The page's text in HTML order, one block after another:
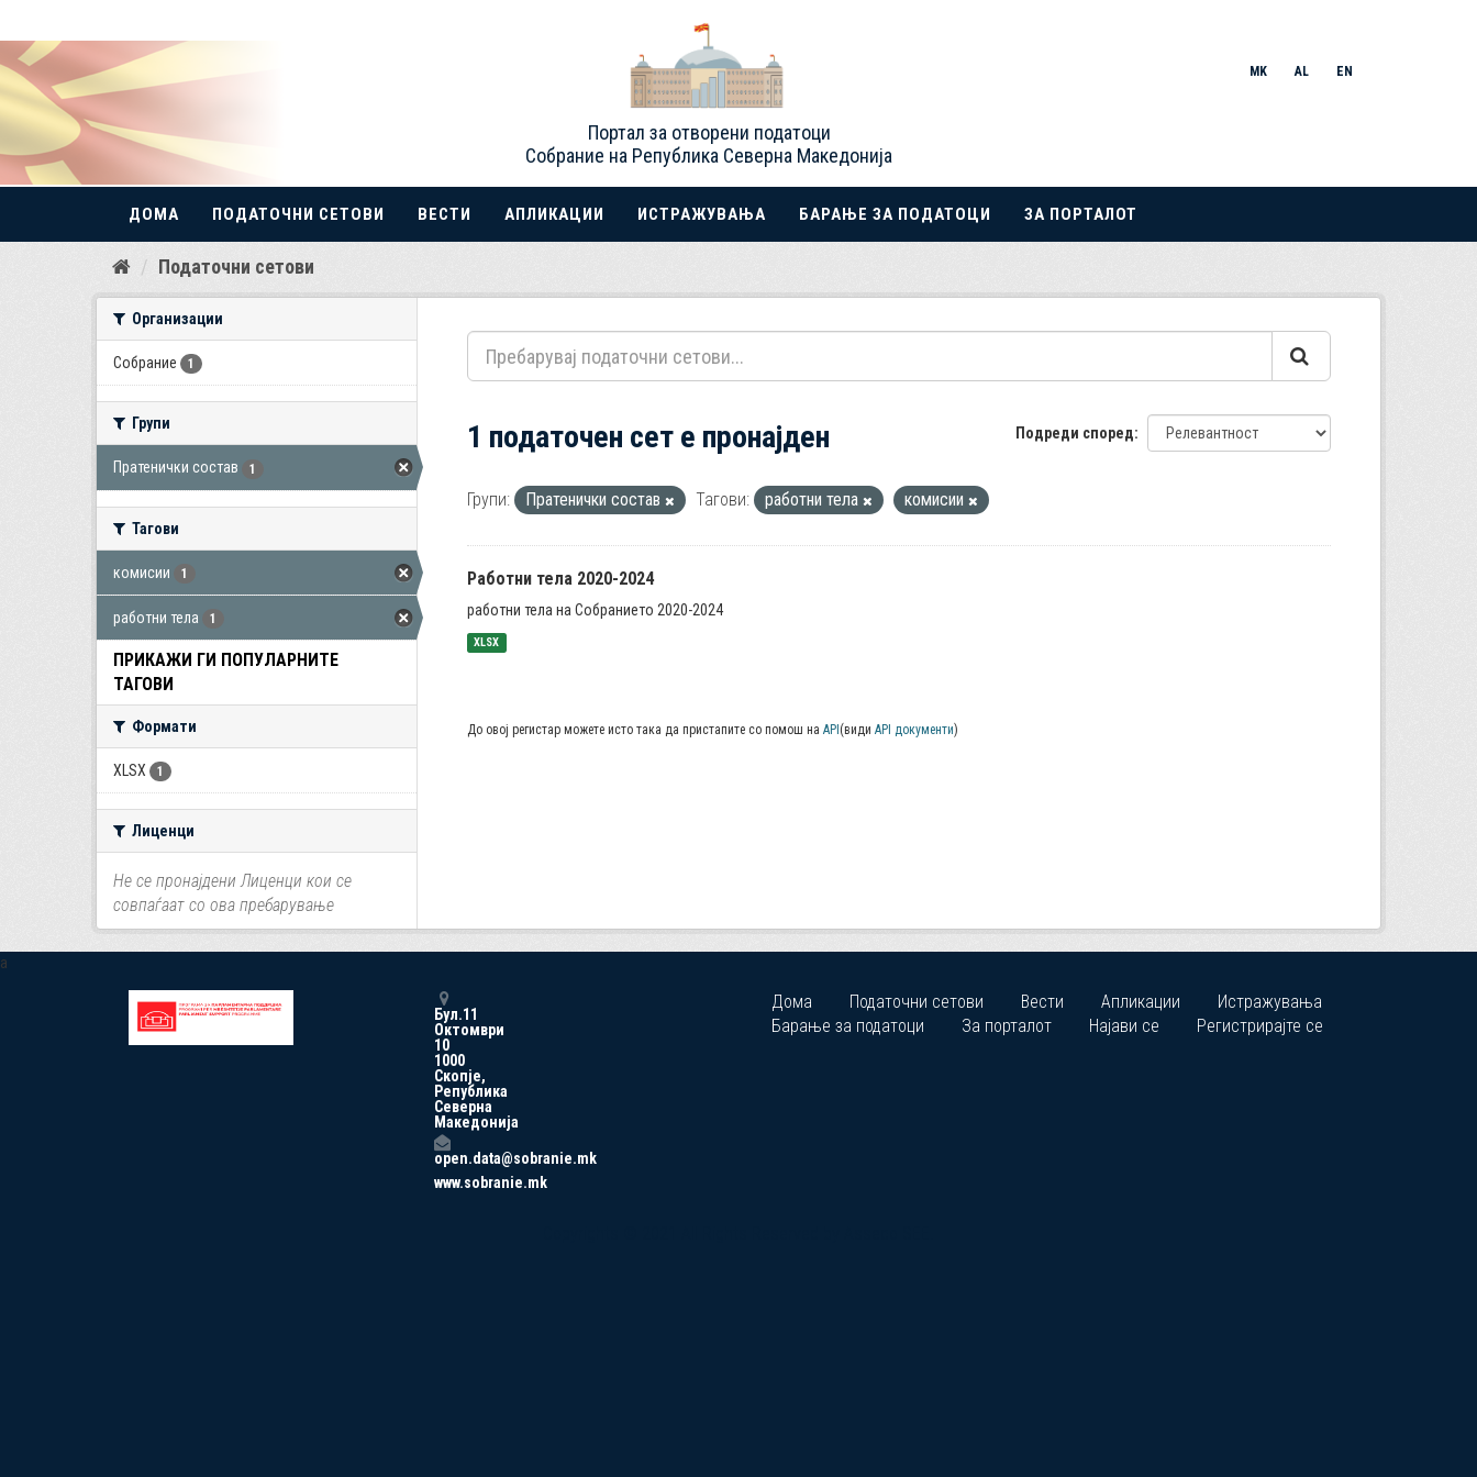
Прескокнете
Портал за отворени податоци
Собрание на Република Северна Македонија
MK AL EN
ДОМА ПОДАТОЧНИ СЕТОВИ ВЕСТИ АПЛИКАЦИИ ИСТРАЖУВАЊА БАРАЊЕ ЗА ПОДАТОЦИ ЗА ПОРТАЛОТ
Податочни сетови
Организации
Собрание 1
Групи
Пратенички состав 1
Тагови
комисии 1
работни тела 1
ПРИКАЖИ ГИ ПОПУЛАРНИТЕ
ТАГОВИ
Формати
XLSX 1
Лиценци
Не се пронајдени Лиценци кои се
совпаѓаат со ова пребарување
Подреди според
1 податочен сет е пронајден
Групи: Пратенички состав Тагови: работни тела комисии
Работни тела 2020-2024
работни тела на Собранието 2020-2024
XLSX
До овој регистар можете исто така да пристапите со помош на API (види API документи)
a
Бул.11
Октомври
10
1000
Скопје,
Република
Северна
Македонија
open.data@sobranie.mk
www.sobranie.mk
Дома Податочни сетови Вести Апликации
Истражувања
Барање за податоци
За порталот Најави се Регистрирајте се